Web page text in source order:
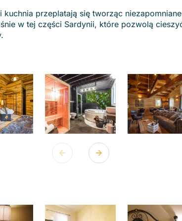
przeplatają się tworząc niezapomniane
w tej części Sardynii, które pozwolą